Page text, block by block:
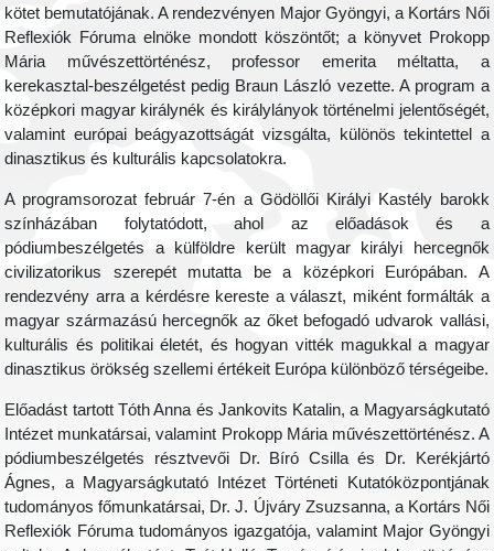
kötet bemutatójának. A rendezvényen Major Gyöngyi, a Kortárs Női
Reflexiók Fóruma elnöke mondott köszöntőt; a könyvet Prokopp
Mária művészettörténész, professor emerita méltatta, a
kerekasztal-beszélgetést pedig Braun László vezette. A program a
középkori magyar királynék és királylányok történelmi jelentőségét,
valamint európai beágyazottságát vizsgálta, különös tekintettel a
dinasztikus és kulturális kapcsolatokra.
A programsorozat február 7-én a Gödöllői Királyi Kastély barokk
színházában folytatódott, ahol az előadások és a
pódiumbeszélgetés a külföldre került magyar királyi hercegnők
civilizatorikus szerepét mutatta be a középkori Európában. A
rendezvény arra a kérdésre kereste a választ, miként formálták a
magyar származású hercegnők az őket befogadó udvarok vallási,
kulturális és politikai életét, és hogyan vitték magukkal a magyar
dinasztikus örökség szellemi értékeit Európa különböző térségeibe.
Előadást tartott Tóth Anna és Jankovits Katalin, a Magyarságkutató
Intézet munkatársai, valamint Prokopp Mária művészettörténész. A
pódiumbeszélgetés résztvevői Dr. Bíró Csilla és Dr. Kerékjártó
Ágnes, a Magyarságkutató Intézet Történeti Kutatóközpontjának
tudományos főmunkatársai, Dr. J. Újváry Zsuzsanna, a Kortárs Női
Reflexiók Fóruma tudományos igazgatója, valamint Major Gyöngyi